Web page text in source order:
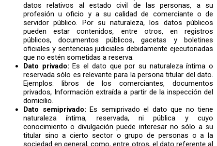
datos relativos al estado civil de las personas, a su
profesión u oficio y a su calidad de comerciante o de
servidor público. Por su naturaleza, los datos públicos
pueden estar contenidos, entre otros, en registros
públicos, documentos públicos, gacetas y boletines
oficiales y sentencias judiciales debidamente ejecutoriadas
que no estén sometidas a reserva.
Dato privado:Es el dato que por su naturaleza íntima o
reservada sólo es relevante para la persona titular del dato.
Ejemplos: libros de los comerciantes, documentos
privados, Información extraída a partir de la inspección del
domicilio.
Dato semiprivado: Es semiprivado el dato que no tiene
naturaleza íntima, reservada, ni pública y cuyo
conocimiento o divulgación puede interesar no sólo a su
titular sino a cierto sector o grupo de personas o a la
sociedad en general, como, entre otros, el dato referente al